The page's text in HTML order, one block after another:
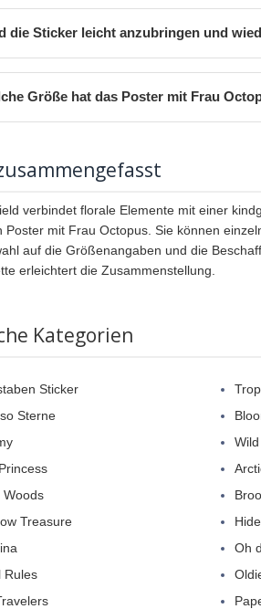
die Sticker leicht anzubringen und
Größe hat das Poster mit Frau
verbindet florale Elemente mit einer
Poster mit Frau Octopus. Sie können
auf die Größenangaben und die
erleichtert die Zusammenstellung.
Kategorien
Sticker
Sterne
Woods
Treasure
Rules
Oh